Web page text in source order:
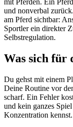
mit Pferden. Ein
und nonverbal
am Pferd sichtbar:
Sportler ein direkter
Selbstregulation.
Was sich für
Du gehst mit einem
Deine Routine vor
scharf. Ein Fehler
und kein ganzes
Konzentration kennst.